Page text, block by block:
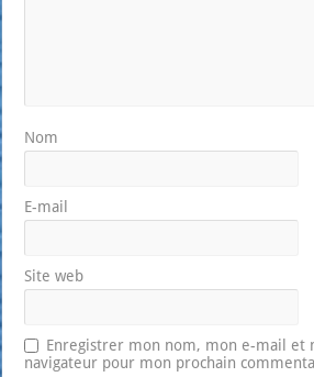
Nom
E-mail
Site web
Enregistrer mon nom, mon e-mail et
navigateur pour mon prochain